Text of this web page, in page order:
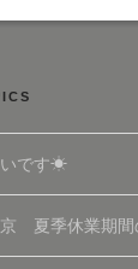
いです☀
夏季休業期間